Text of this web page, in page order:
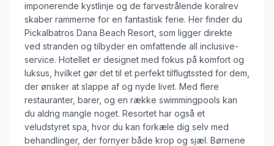
imponerende kystlinje og de farvestrålende koralrev
skaber rammerne for en fantastisk ferie. Her finder du
Pickalbatros Dana Beach Resort, som ligger direkte
ved stranden og tilbyder en omfattende all inclusive-
service. Hotellet er designet med fokus på komfort og
luksus, hvilket gør det til et perfekt tilflugtssted for dem,
der ønsker at slappe af og nyde livet. Med flere
restauranter, barer, og en række swimmingpools kan
du aldrig mangle noget. Resortet har også et
veludstyret spa, hvor du kan forkæle dig selv med
behandlinger, der fornyer både krop og sjæl. Børnene